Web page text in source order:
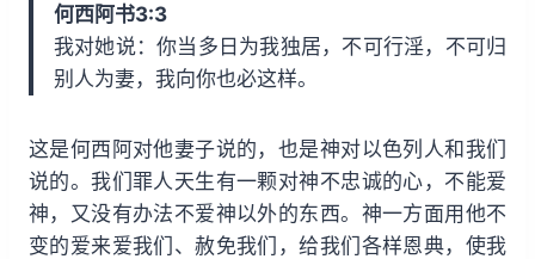
何西阿书3:3
我对她说：你当多日为我独居，不可行淫，不可归
别人为妻，我向你也必这样。
这是何西阿对他妻子说的，也是神对以色列人和我们
说的。我们罪人天生有一颗对神不忠诚的心，不能爱
神，又没有办法不爱神以外的东西。神一方面用他不
变的爱来爱我们、赦免我们，给我们各样恩典，使我